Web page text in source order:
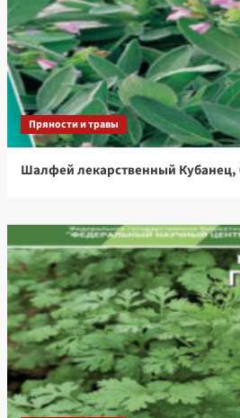
Пряности и травы
Шалфей лекарственный Кубанец,